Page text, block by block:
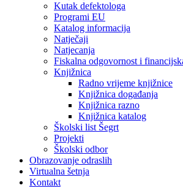
Kutak defektologa
Programi EU
Katalog informacija
Natječaji
Natjecanja
Fiskalna odgovornost i
Knjižnica
Radno vrijeme knjižnice
Knjižnica događanja
Knjižnica razno
Knjižnica katalog
Školski list Šegrt
Projekti
Školski odbor
Obrazovanje odraslih
Virtualna šetnja
Kontakt